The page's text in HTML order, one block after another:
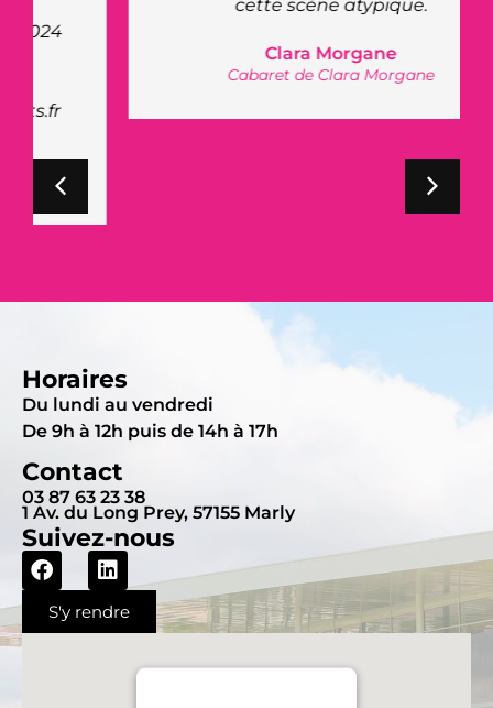
cette scène atypique.
Clara Morgane
Cabaret de Clara Morgane
Horaires
Du lundi au vendredi
De 9h à 12h puis de 14h à 17h
Contact
03 87 63 23 38
1 Av. du Long Prey, 57155 Marly
Suivez-nous
S'y rendre